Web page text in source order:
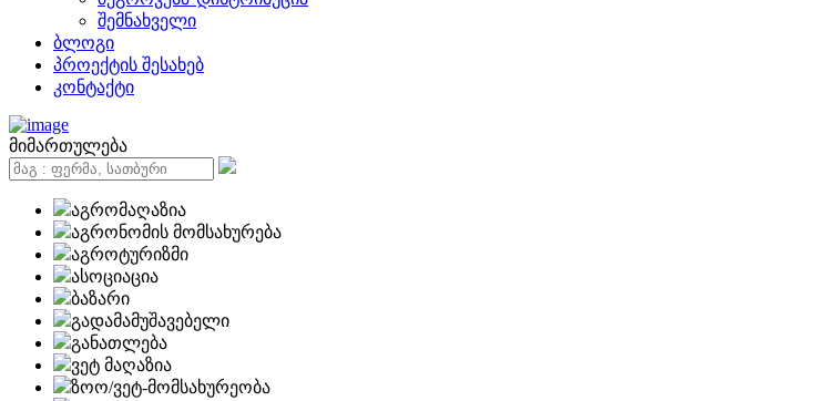
შემნახველი
ბლოგი
პროექტის შესახებ
კონტაქტი
მიმართულება
აგრომაღაზია
აგრონომის მომსახურება
აგროტურიზმი
ასოციაცია
ბაზარი
გადამამუშავებელი
განათლება
ვეტ მაღაზია
ზოო/ვეტ-მომსახურეობა